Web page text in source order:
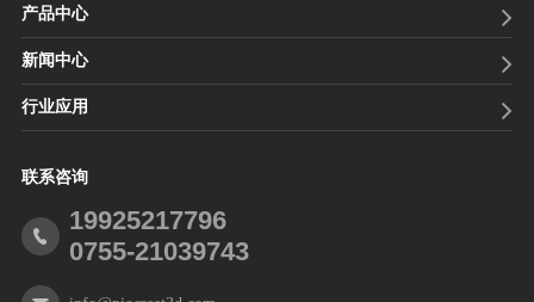
产品中心
新闻中心
行业应用
联系咨询
19925217796
0755-21039743